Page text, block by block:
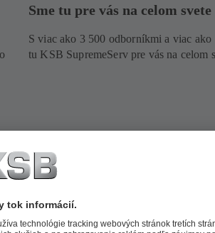
Sme tu pre vás na celom svete
S viac ako 3 500 odborníkmi a viac
tu KSB SupremeServ pre vás na celom